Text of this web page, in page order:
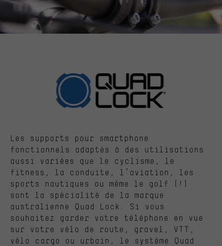
Les supports pour smartphone
fonctionnels adaptés à des utilisations
aussi variées que le cyclisme, le
fitness, la conduite, l’aviation, les
sports nautiques ou même le golf (!)
sont la spécialité de la marque
australienne Quad Lock. Si vous
souhaitez garder votre téléphone en vue
sur votre vélo de route, gravel, VTT,
vélo cargo ou urbain, le système Quad